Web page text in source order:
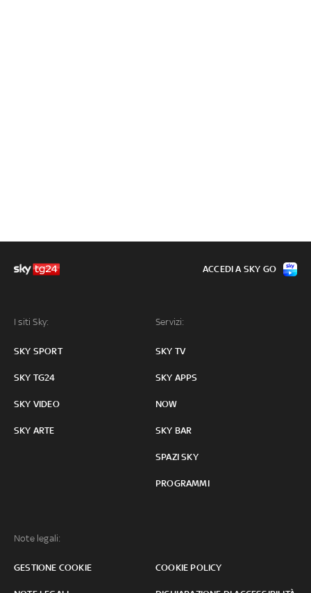
I siti Sky:
SKY SPORT
SKY TG24
SKY VIDEO
SKY ARTE
Servizi:
SKY TV
SKY APPS
NOW
SKY BAR
SPAZI SKY
PROGRAMMI
Note legali:
GESTIONE COOKIE COOKIE POLICY
ACCEDI A SKY GO